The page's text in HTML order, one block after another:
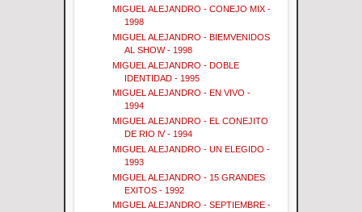
MIGUEL ALEJANDRO - CONEJO MIX -
1998
MIGUEL ALEJANDRO - BIEMVENIDOS
AL SHOW - 1998
MIGUEL ALEJANDRO - DOBLE
IDENTIDAD - 1995
MIGUEL ALEJANDRO - EN VIVO -
1994
MIGUEL ALEJANDRO - EL CONEJITO
DE RIO lV - 1994
MIGUEL ALEJANDRO - UN ELEGIDO -
1993
MIGUEL ALEJANDRO - 15 GRANDES
EXITOS - 1992
MIGUEL ALEJANDRO - SEPTIEMBRE -